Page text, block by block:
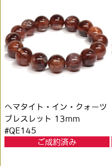
ヘマタイト・イン・クォーツ
ブレスレット 13mm
#QE145
ご成約済み